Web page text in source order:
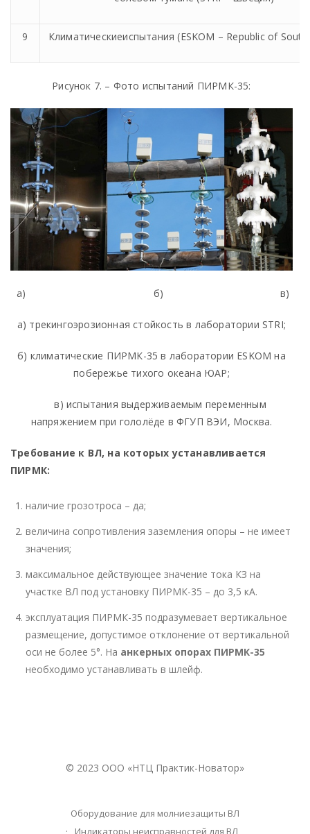
9 Климатическиеиспытания (ESKOM – Republic of
Рисунок 7. – Фото испытаний ПИРМК-35:
а) б) в)
а) трекингоэрозионная стойкость в лаборатории STRI;
б) климатические ПИРМК-35 в лаборатории ESKOM на
побережье тихого океана ЮАР;
в) испытания выдерживаемым переменным
напряжением при гололёде в ФГУП ВЭИ, Москва.
Требование к ВЛ, на которых устанавливается
ПИРМК:
наличие грозотроса – да;
величина сопротивления заземления опоры – не имеет
значения;
максимальное действующее значение тока КЗ на
участке ВЛ под установку ПИРМК-35 – до 3,5 кА.
эксплуатация ПИРМК-35 подразумевает вертикальное
размещение, допустимое отклонение от вертикальной
оси не более 5°. На анкерных опорах ПИРМК-35
необходимо устанавливать в шлейф.
© 2023 ООО «НТЦ Практик-Новатор»
Оборудование для молниезащиты ВЛ
Индикаторы неисправностей для ВЛ